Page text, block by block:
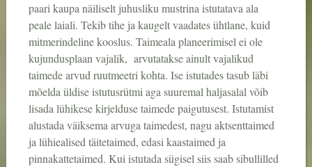
paari kaupa näiliselt juhusliku mustrina istutatava ala
peale laiali. Tekib tihe ja kaugelt vaadates ühtlane, kuid
mitmerindeline kooslus. Taimeala planeerimisel ei ole
kujundusplaan vajalik, arvutatakse ainult vajalikud
taimede arvud ruutmeetri kohta. Ise istutades tasub läbi
mõelda üldise istutusrütmi aga suuremal haljasalal võib
lisada lühikese kirjelduse taimede paigutusest. Istutamist
alustada väiksema arvuga taimedest, nagu aktsenttaimed
ja lühiealised täitetaimed, edasi kaastaimed ja
pinnakattetaimed. Kui istutada sügisel siis saab sibullilled